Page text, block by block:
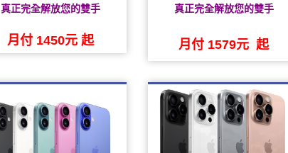
真正完全解放您的雙手
月付 1450元 起
真正完全解放您的雙手
月付 1579元 起